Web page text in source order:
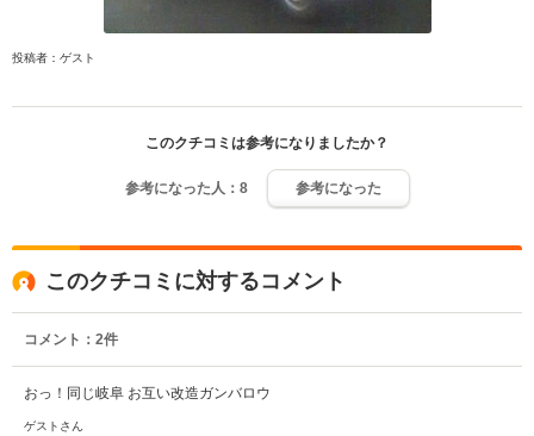
投稿者：ゲスト
このクチコミは参考になりましたか？
参考になった人： 8 参考になった
このクチコミに対するコメント
コメント： 2件
おっ！同じ岐阜 お互い改造ガンバロウ
ゲストさん